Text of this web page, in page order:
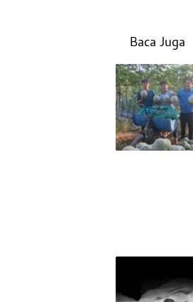
Baca Juga